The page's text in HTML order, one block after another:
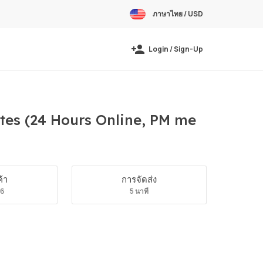
ภาษาไทย / USD
Login / Sign-Up
(24 Hours Online, PM me
า การจัดส่ง
5 นาที